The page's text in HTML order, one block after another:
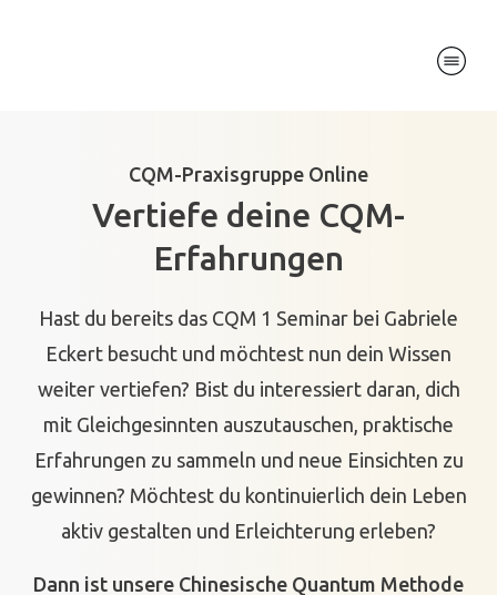
CQM-Praxisgruppe Online
Vertiefe deine CQM-
Erfahrungen
Hast du bereits das CQM 1 Seminar bei Gabriele
Eckert besucht und möchtest nun dein Wissen
weiter vertiefen? Bist du interessiert daran, dich
mit Gleichgesinnten auszutauschen, praktische
Erfahrungen zu sammeln und neue Einsichten zu
gewinnen? Möchtest du kontinuierlich dein Leben
aktiv gestalten und Erleichterung erleben?
Dann ist unsere Chinesische Quantum Methode